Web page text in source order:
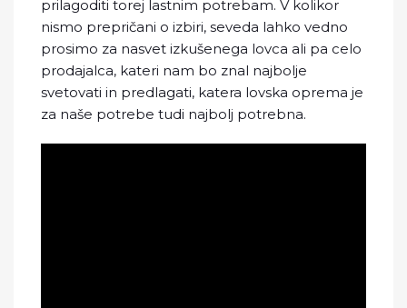
prilagoditi torej lastnim potrebam. V kolikor
nismo prepričani o izbiri, seveda lahko vedno
prosimo za nasvet izkušenega lovca ali pa celo
prodajalca, kateri nam bo znal najbolje
svetovati in predlagati, katera lovska oprema je
za naše potrebe tudi najbolj potrebna.